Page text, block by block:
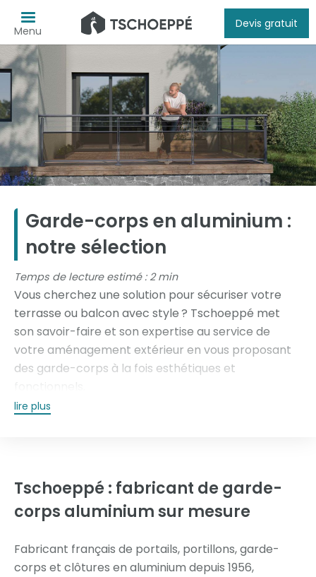
Menu
Devis gratuit
Garde-corps en aluminium :
notre sélection
Temps de lecture estimé : 2 min
Vous cherchez une solution pour sécuriser votre
terrasse ou balcon avec style ? Tschoeppé met
son savoir-faire et son expertise au service de
votre aménagement extérieur en vous proposant
des garde-corps à la fois esthétiques et
Parce que votre maison est unique et votre
différentes collections !
lire plus
Tschoeppé : fabricant de garde-
corps aluminium sur mesure
Fabricant français de portails, portillons, garde-
corps et clôtures en aluminium depuis 1956,